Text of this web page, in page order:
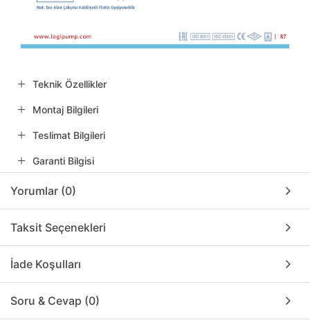
Teknik Özellikler
Montaj Bilgileri
Teslimat Bilgileri
Garanti Bilgisi
Yorumlar (0)
Taksit Seçenekleri
İade Koşulları
Soru & Cevap (0)